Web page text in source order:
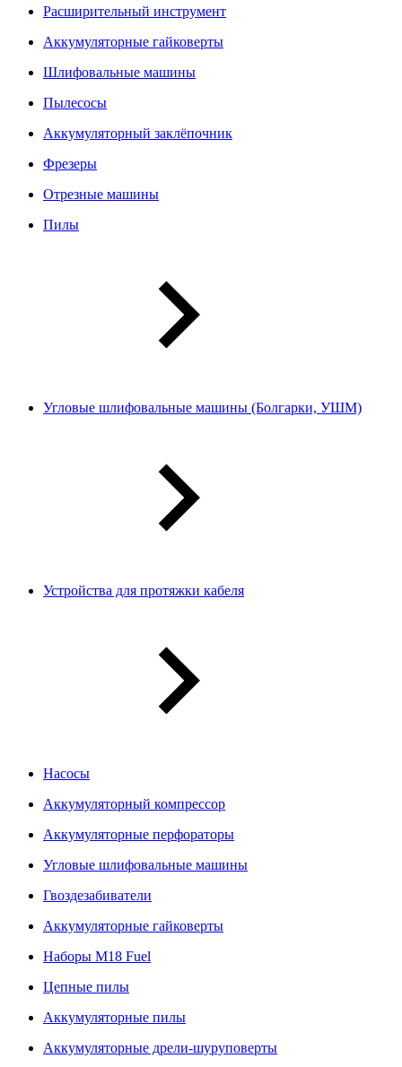
Расширительный инструмент
Аккумуляторные гайковерты
Шлифовальные машины
Пылесосы
Аккумуляторный заклёпочник
Фрезеры
Отрезные машины
Пилы
Угловые шлифовальные машины (Болгарки, УШМ)
Устройства для протяжки кабеля
Насосы
Аккумуляторный компрессор
Аккумуляторные перфораторы
Угловые шлифовальные машины
Гвоздезабиватели
Аккумуляторные гайковерты
Наборы M18 Fuel
Цепные пилы
Аккумуляторные пилы
Аккумуляторные дрели-шуруповерты